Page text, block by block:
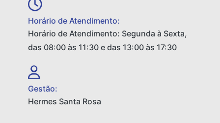
Horário de Atendimento:
Horário de Atendimento: Segunda à Sexta,
das 08:00 às 11:30 e das 13:00 às 17:30
Gestão:
Hermes Santa Rosa